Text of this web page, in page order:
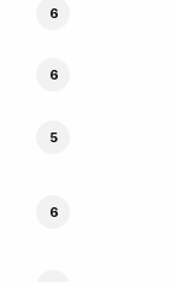
6
6
5
6